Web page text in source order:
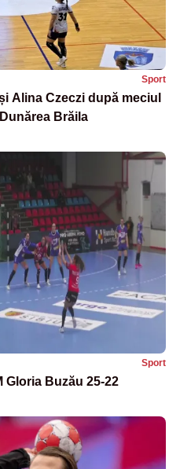
Sport
Alina Czeczi după meciul
Brăila
Sport
Gloria Buzău 25-22